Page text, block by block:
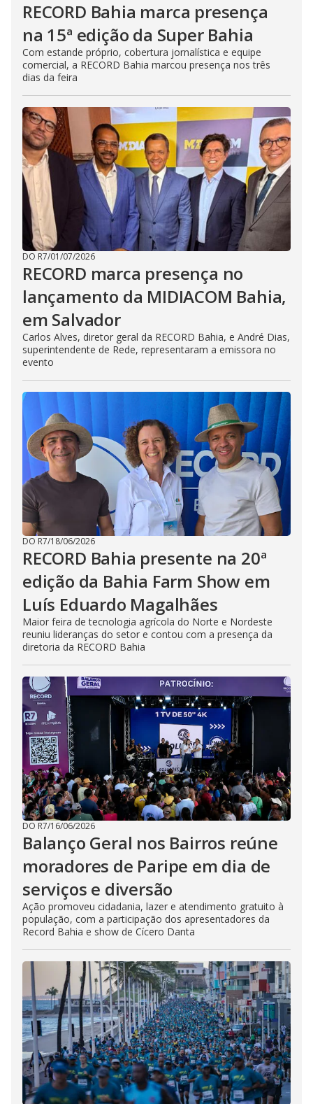
RECORD Bahia marca presença
na 15ª edição da Super Bahia
Com estande próprio, cobertura jornalística e equipe
comercial, a RECORD Bahia marcou presença nos três
dias da feira
DO R7/01/07/2026
RECORD marca presença no
lançamento da MIDIACOM Bahia,
em Salvador
Carlos Alves, diretor geral da RECORD Bahia, e André Dias,
superintendente de Rede, representaram a emissora no
evento
DO R7/18/06/2026
RECORD Bahia presente na 20ª
edição da Bahia Farm Show em
Luís Eduardo Magalhães
Maior feira de tecnologia agrícola do Norte e Nordeste
reuniu lideranças do setor e contou com a presença da
diretoria da RECORD Bahia
DO R7/16/06/2026
Balanço Geral nos Bairros reúne
moradores de Paripe em dia de
serviços e diversão
Ação promoveu cidadania, lazer e atendimento gratuito à
população, com a participação dos apresentadores da
Record Bahia e show de Cícero Danta